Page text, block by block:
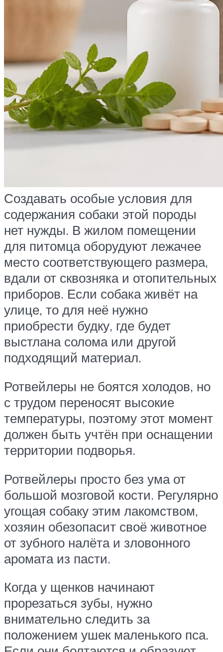
Создавать особые условия для
содержания собаки этой породы
нет нужды. В жилом помещении
для питомца оборудуют лежачее
место соответствующего размера,
вдали от сквозняка и отопительных
приборов. Если собака живёт на
улице, то для неё нужно
приобрести будку, где будет
выстлана солома или другой
подходящий материал.
Ротвейлеры не боятся холодов, но
с трудом переносят высокие
температуры, поэтому этот момент
должен быть учтён при оснащении
территории подворья.
Ротвейлеры просто без ума от
большой мозговой кости. Регулярно
угощая собаку этим лакомством,
хозяин обезопасит своё животное
от зубного налёта и зловонного
аромата из пасти.
Когда у щенков начинают
прорезаться зубы, нужно
внимательно следить за
положением ушек маленького пса.